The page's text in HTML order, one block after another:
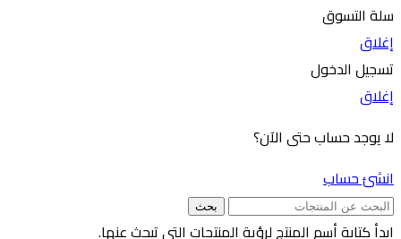
سلة التسوق
إغلاق
تسجيل الدخول
إغلاق
لا يوجد حساب حتى الآن؟
انشئ حساب
بحث
ابدأ كتابة أسم المنتج لرؤية المنتجات التي تبحث عنها.